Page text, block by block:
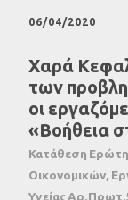
06/04/2020
Χαρά
των
οι
«Βοήθεια
Κατάθεση
Οικονομικών,
Υγείας